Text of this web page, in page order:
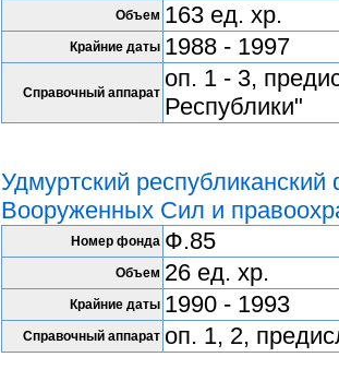
Объем 163 ед. хр.
Крайние даты 1988 - 1997
Справочный аппарат
оп. 1 - 3,
Республики"
Удмуртский
Вооруженных Сил и
Номер фонда Ф.85
Объем 26 ед. хр.
Крайние даты 1990 - 1993
Справочный аппарат оп. 1, 2,